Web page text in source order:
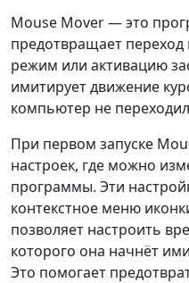
Mouse Mover — это
предотвращает
режим или активацию
имитирует движение
компьютер не
При первом запуске
настроек, где можно
программы. Эти
контекстное меню
позволяет настроить
которого она начнёт
Это помогает